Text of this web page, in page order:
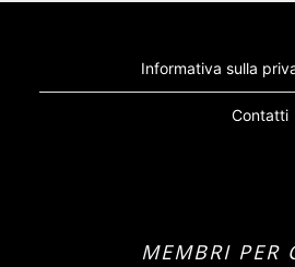
Informativa sulla
Contatti
MEMBRI PER